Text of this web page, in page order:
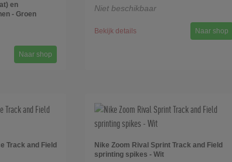
en
- Groen
Naar shop
Niet beschikbaar
Bekijk details Naar shop
Track and Field
Nike Zoom Rival Sprint Track and Field
sprinting spikes - Wit